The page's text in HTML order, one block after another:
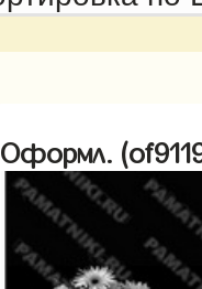
Оформл.